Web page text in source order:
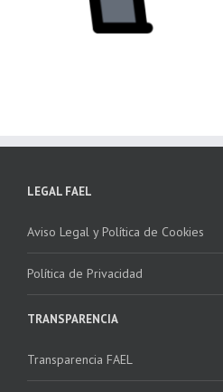
LEGAL FAEL
Aviso Legal y Política de Cookies
Política de Privacidad
TRANSPARENCIA
Transparencia FAEL